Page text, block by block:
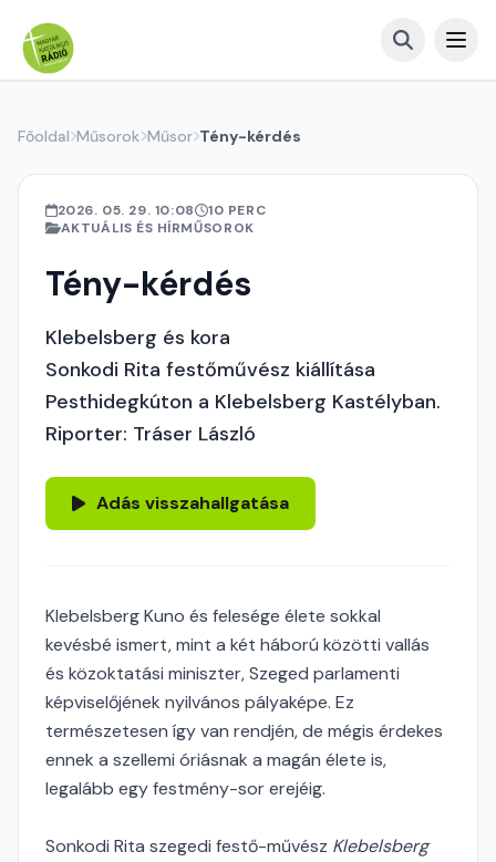
Főoldal Műsorok Műsor Tény-kérdés
2026. 05. 29. 10:08
10 PERC
AKTUÁLIS ÉS HÍRMŰSOROK
Tény-kérdés
Klebelsberg és kora
Sonkodi Rita festőművész kiállítása
Pesthidegkúton a Klebelsberg Kastélyban.
Riporter: Tráser László
Adás visszahallgatása
Klebelsberg Kuno és felesége élete sokkal
kevésbé ismert, mint a két háború közötti vallás
és közoktatási miniszter, Szeged parlamenti
képviselőjének nyilvános pályaképe. Ez
természetesen így van rendjén, de mégis érdekes
ennek a szellemi óriásnak a magán élete is,
legalább egy festmény-sor erejéig.
Sonkodi Rita szegedi festő-művész Klebelsberg